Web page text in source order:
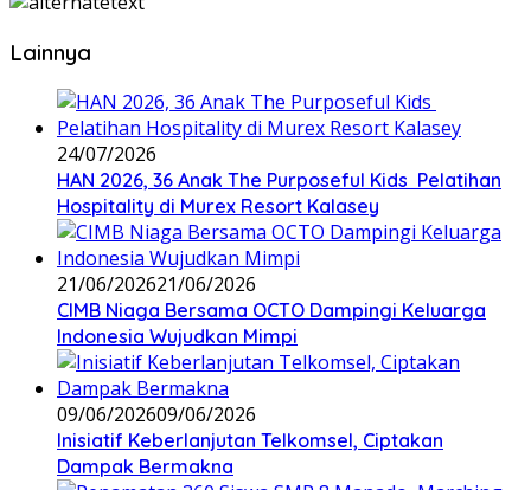
Lainnya
24/07/2026
HAN 2026, 36 Anak The Purposeful Kids Pelatihan
Hospitality di Murex Resort Kalasey
21/06/202621/06/2026
CIMB Niaga Bersama OCTO Dampingi Keluarga
Indonesia Wujudkan Mimpi
09/06/202609/06/2026
Inisiatif Keberlanjutan Telkomsel, Ciptakan
Dampak Bermakna